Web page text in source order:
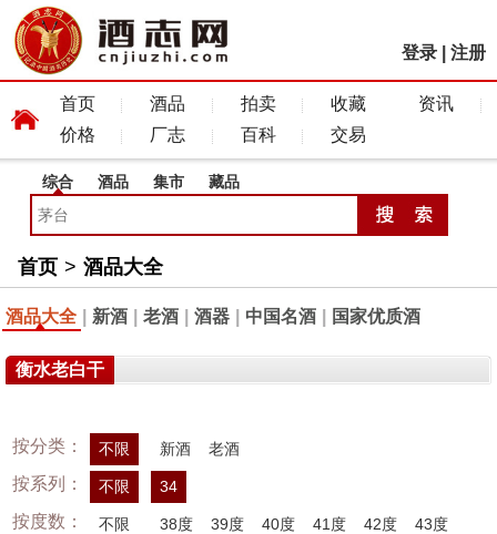
登录 注册
首页 酒品 拍卖 收藏
资讯
价格
厂志 百科 交易
综合 酒品 集市 藏品
首页 > 酒品大全
酒品大全 新酒 老酒 酒器 中国名酒 国家优质酒
衡水老白干
按分类： 不限 新酒 老酒
按系列： 不限 34
按度数： 不限 38度 39度 40度 41度 42度
43度